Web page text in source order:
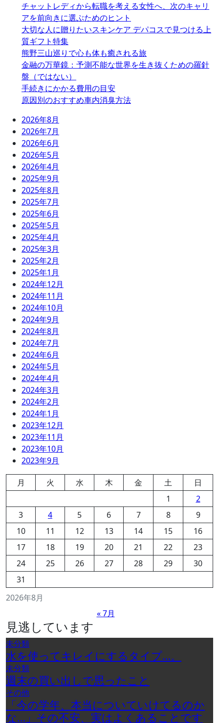
チャットレディから転職を考える女性へ、次のキャリ
アを前向きに選ぶためのヒント
大切な人に贈りたいスキンケア デパコスで見つける上
質ギフト特集
熊野三山巡りで心も体も癒される旅
金融の万華鏡：予測不能な世界を生き抜くための羅針
盤（ではない）
手続きにかかる費用の目安
原因別のおすすめ車内消臭方法
2026年8月
2026年7月
2026年6月
2026年5月
2026年4月
2025年9月
2025年8月
2025年7月
2025年6月
2025年5月
2025年4月
2025年3月
2025年2月
2025年1月
2024年12月
2024年11月
2024年10月
2024年9月
2024年8月
2024年7月
2024年6月
2024年5月
2024年4月
2024年3月
2024年2月
2024年1月
2023年12月
2023年11月
2023年10月
2023年9月
2026年8月
月 火 水 木 金 土
日
1
2
3
4 5 6 7 8
9
10
11 12 13 14 15
16
17
18 19 20 21 22
23
24
25 26 27 28 29
30
31
« 7月
見逃しています
未分類
水を使ってキレイにするタイプ…。
未分類
週末の買い出しで思ったこと
その他
「今の学年、本当についていけてるのか
な…」その不安、実はよくあることです